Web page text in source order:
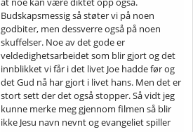
Budskapsmessig så støter vi på noen
godbiter, men dessverre også på noen
skuffelser. Noe av det gode er
veldedighetsarbeidet som blir gjort og det
innblikket vi får i det livet Joe hadde før og
det Gud nå har gjort i livet hans. Men det er
stort sett der det også stopper. Så vidt jeg
kunne merke meg gjennom filmen så blir
ikke Jesu navn nevnt og evangeliet spiller